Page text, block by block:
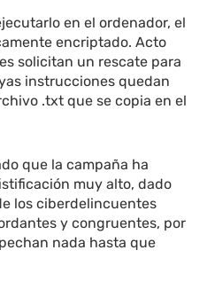
en el ordenador, el
encriptado. Acto
solicitan un rescate para
instrucciones quedan
.txt que se copia en el
que la campaña ha
muy alto, dado
los ciberdelincuentes
y congruentes, por
nada hasta que